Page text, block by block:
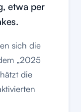
etwa per
sich die
„2025
die